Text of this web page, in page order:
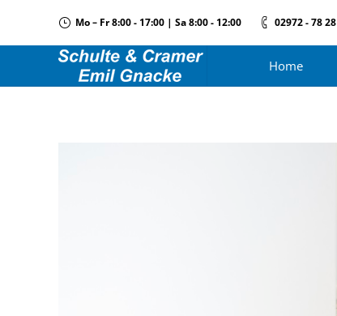
Mo – Fr 8:00 - 17:00 | Sa 8:00 - 12:00 02972 - 78 28
Home